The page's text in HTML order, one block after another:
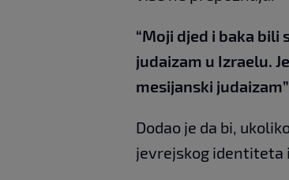
“Moji djed i baka bili
judaizam u Izraelu.
mesijanski judaizam”
Dodao je da bi,
jevrejskog identiteta